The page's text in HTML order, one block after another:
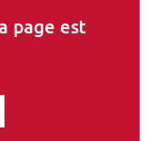
page est